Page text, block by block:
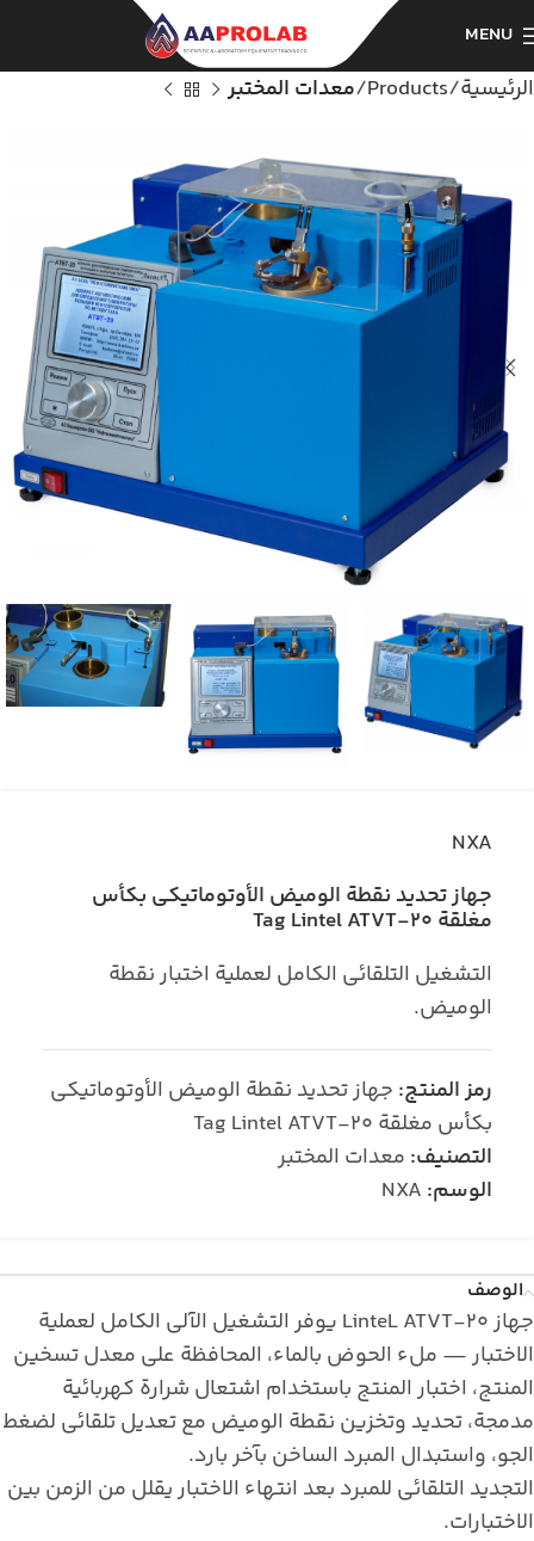
MENU
الرئيسية Products معدات المختبر
NXA
جهاز تحديد نقطة الوميض الأوتوماتيكي بكأس
مغلقة Tag Lintel ATVT-20
التشغيل التلقائي الكامل لعملية اختبار نقطة
الوميض.
رمز المنتج: جهاز تحديد نقطة الوميض الأوتوماتيكي
بكأس مغلقة Tag Lintel ATVT-20
التصنيف: معدات المختبر
الوسم: NXA
الوصف
جهاز LinteL ATVT-20 يوفر التشغيل الآلي الكامل لعملية
الاختبار — ملء الحوض بالماء، المحافظة على معدل تسخين
المنتج، اختبار المنتج باستخدام اشتعال شرارة كهربائية
مدمجة، تحديد وتخزين نقطة الوميض مع تعديل تلقائي لضغط
الجو، واستبدال المبرد الساخن بآخر بارد.
التجديد التلقائي للمبرد بعد انتهاء الاختبار يقلل من الزمن بين
الاختبارات.